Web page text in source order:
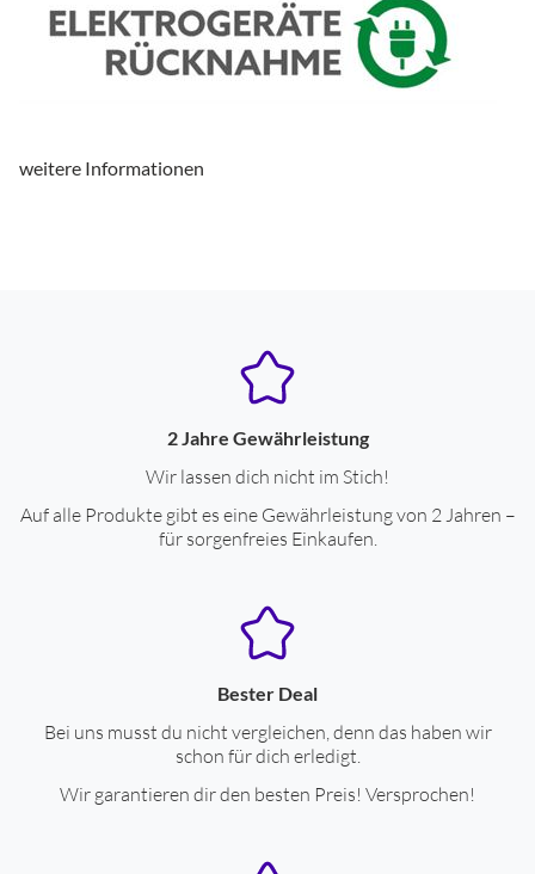
weitere Informationen
2 Jahre Gewährleistung
Wir lassen dich nicht im Stich!
Auf alle Produkte gibt es eine Gewährleistung von 2 Jahren –
für sorgenfreies Einkaufen.
Bester Deal
Bei uns musst du nicht vergleichen, denn das haben wir
schon für dich erledigt.
Wir garantieren dir den besten Preis! Versprochen!